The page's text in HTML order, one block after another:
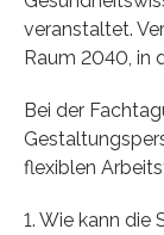
veranstaltet.
Raum 2040, in
Bei der
flexiblen
1. Wie kann die